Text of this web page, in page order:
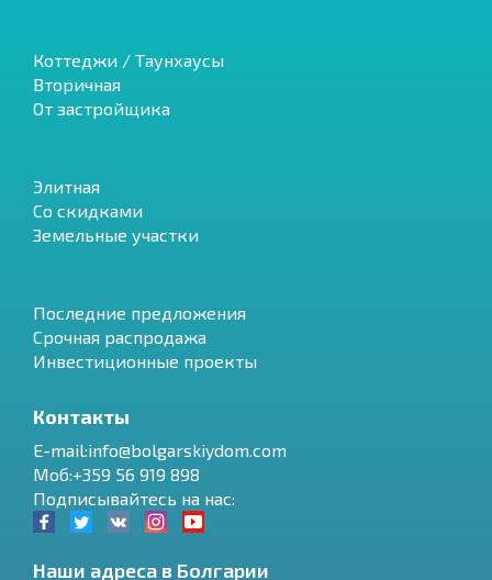
Коттеджи / Таунхаусы
Вторичная
От застройщика
Элитная
Со скидками
Земельные участки
Последние предложения
Срочная распродажа
Инвестиционные проекты
Контакты
E-mail:info@bolgarskiydom.com
Моб:+359 56 919 898
Подписывайтесь на нас:
Наши адреса в Болгарии